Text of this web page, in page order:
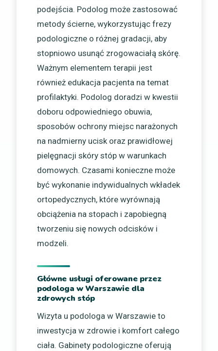
podejścia. Podolog może zastosować
metody ścierne, wykorzystując frezy
podologiczne o różnej gradacji, aby
stopniowo usunąć zrogowaciałą skórę.
Ważnym elementem terapii jest
również edukacja pacjenta na temat
profilaktyki. Podolog doradzi w kwestii
doboru odpowiedniego obuwia,
sposobów ochrony miejsc narażonych
na nadmierny ucisk oraz prawidłowej
pielęgnacji skóry stóp w warunkach
domowych. Czasami konieczne może
być wykonanie indywidualnych wkładek
ortopedycznych, które wyrównają
obciążenia na stopach i zapobiegną
tworzeniu się nowych odcisków i
modzeli.
Główne usługi oferowane przez
podologa w Warszawie dla
zdrowych stóp
Wizyta u podologa w Warszawie to
inwestycja w zdrowie i komfort całego
ciała. Gabinety podologiczne oferują